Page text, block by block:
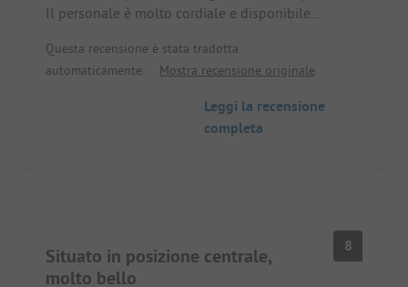
Il personale è molto cordiale e disponibile.
enormi. E sono separati da siepi e alberi.
Io ci sono stata quattro volte, mio marito più di 20
La spiaggia è collegata direttamente ed è un
Questa recensione è stata tradotta
automaticamente.
Mostra recensione originale
Leggi la recensione
completa
Situato in posizione centrale,
molto bello
8